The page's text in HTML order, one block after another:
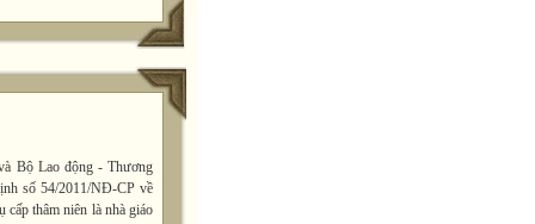
Bộ Lao động - Thương
số 54/2011/NĐ-CP về
thâm niên là nhà giáo